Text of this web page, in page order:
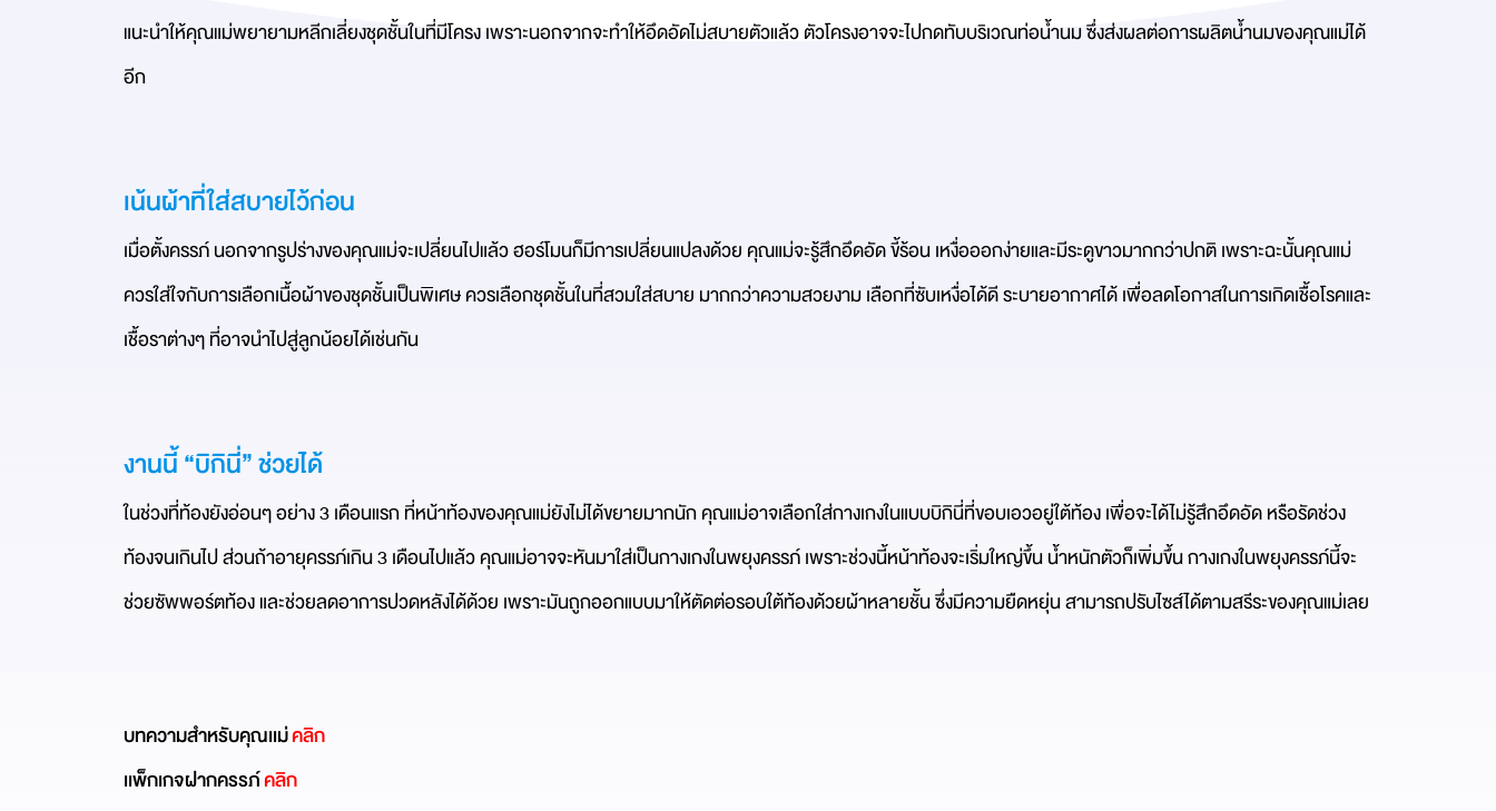
แนะนำให้คุณแม่พยายามหลีกเลี่ยงชุดชั้นในที่มีโครง เพราะนอกจากจะทำให้อึดอัดไม่สบายตัวแล้ว ตัวโครงอาจจะไปกดทับบริเวณท่อน้ำนม ซึ่งส่งผลต่อการผลิตน้ำนมของคุณแม่ได้
อีก
เน้นผ้าที่ใส่สบายไว้ก่อน
เมื่อตั้งครรภ์ นอกจากรูปร่างของคุณแม่จะเปลี่ยนไปแล้ว ฮอร์โมนก็มีการเปลี่ยนแปลงด้วย คุณแม่จะรู้สึกอึดอัด ขี้ร้อน เหงื่อออกง่ายและมีระดูขาวมากกว่าปกติ เพราะฉะนั้นคุณแม่
ควรใส่ใจกับการเลือกเนื้อผ้าของชุดชั้นเป็นพิเศษ ควรเลือกชุดชั้นในที่สวมใส่สบาย มากกว่าความสวยงาม เลือกที่ซับเหงื่อได้ดี ระบายอากาศได้ เพื่อลดโอกาสในการเกิดเชื้อโรคและ
เชื้อราต่างๆ ที่อาจนำไปสู่ลูกน้อยได้เช่นกัน
งานนี้ “บิกินี่” ช่วยได้
ในช่วงที่ท้องยังอ่อนๆ อย่าง 3 เดือนแรก ที่หน้าท้องของคุณแม่ยังไม่ได้ขยายมากนัก คุณแม่อาจเลือกใส่กางเกงในแบบบิกินี่ที่ขอบเอวอยู่ใต้ท้อง เพื่อจะได้ไม่รู้สึกอึดอัด หรือรัดช่วง
ท้องจนเกินไป ส่วนถ้าอายุครรภ์เกิน 3 เดือนไปแล้ว คุณแม่อาจจะหันมาใส่เป็นกางเกงในพยุงครรภ์ เพราะช่วงนี้หน้าท้องจะเริ่มใหญ่ขึ้น น้ำหนักตัวก็เพิ่มขึ้น กางเกงในพยุงครรภ์นี้จะ
ช่วยซัพพอร์ตท้อง และช่วยลดอาการปวดหลังได้ด้วย เพราะมันถูกออกแบบมาให้ตัดต่อรอบใต้ท้องด้วยผ้าหลายชั้น ซึ่งมีความยืดหยุ่น สามารถปรับไซส์ได้ตามสรีระของคุณแม่เลย
บทความสำหรับคุณเเม่คลิก
เเพ็กเกจฝากครรภ์คลิก